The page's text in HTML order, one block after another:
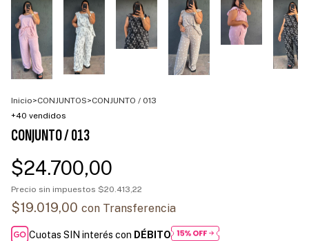
Inicio>CONJUNTOS>CONJUNTO / 013
+40 vendidos
CONJUNTO / 013
$24.700,00
Precio sin impuestos $20.413,22
$19.019,00 con Transferencia
Cuotas SIN interés con DÉBITO